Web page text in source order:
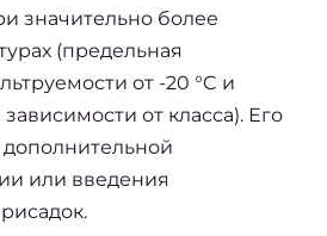
значительно более
(предельная
от -20 °C и
от класса). Его
или введения